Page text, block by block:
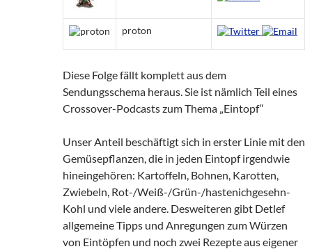
proton
Diese Folge fällt komplett aus dem
Sendungsschema heraus. Sie ist nämlich Teil eines
Crossover-Podcasts zum Thema „Eintopf“
Unser Anteil beschäftigt sich in erster Linie mit den
Gemüsepflanzen, die in jeden Eintopf irgendwie
hineingehören: Kartoffeln, Bohnen, Karotten,
Zwiebeln, Rot-/Weiß-/Grün-/hastenichgesehn-
Kohl und viele andere. Desweiteren gibt Detlef
allgemeine Tipps und Anregungen zum Würzen
von Eintöpfen und noch zwei Rezepte aus eigener